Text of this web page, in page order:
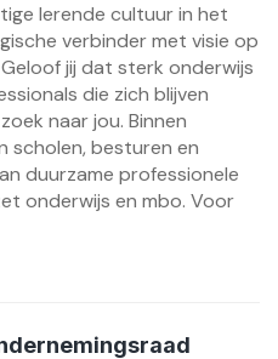
lerende cultuur in het
verbinder met visie op
jij dat sterk onderwijs
die zich blijven
naar jou. Binnen
scholen, besturen en
duurzame professionele
onderwijs en mbo. Voor